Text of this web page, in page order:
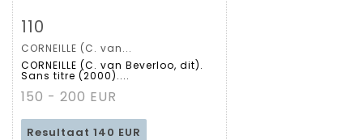
Gedetailleerde
fiche
110
CORNEILLE (C. van...
CORNEILLE (C. van Beverloo, dit).
Sans titre (2000)....
150 - 200 EUR
Resultaat 140 EUR